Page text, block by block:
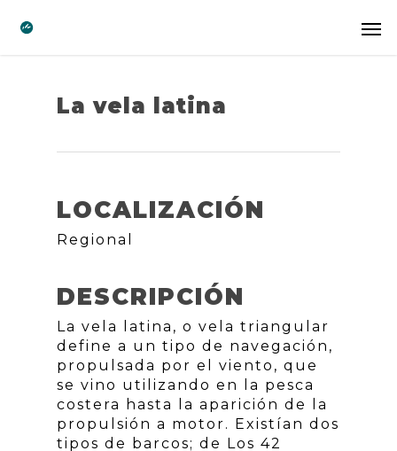
La vela latina
LOCALIZACIÓN
Regional
DESCRIPCIÓN
La vela latina, o vela triangular
define a un tipo de navegación,
propulsada por el viento, que
se vino utilizando en la pesca
costera hasta la aparición de la
propulsión a motor. Existían dos
tipos de barcos; de Los 42